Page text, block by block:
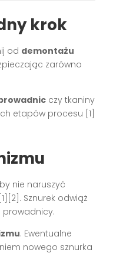
krok
od demontażu
zarówno
czy tkaniny
etapów procesu [1]
nie naruszyć
[1][2] . Sznurek odwiąż
prowadnicy.
. Ewentualne
nowego sznurka